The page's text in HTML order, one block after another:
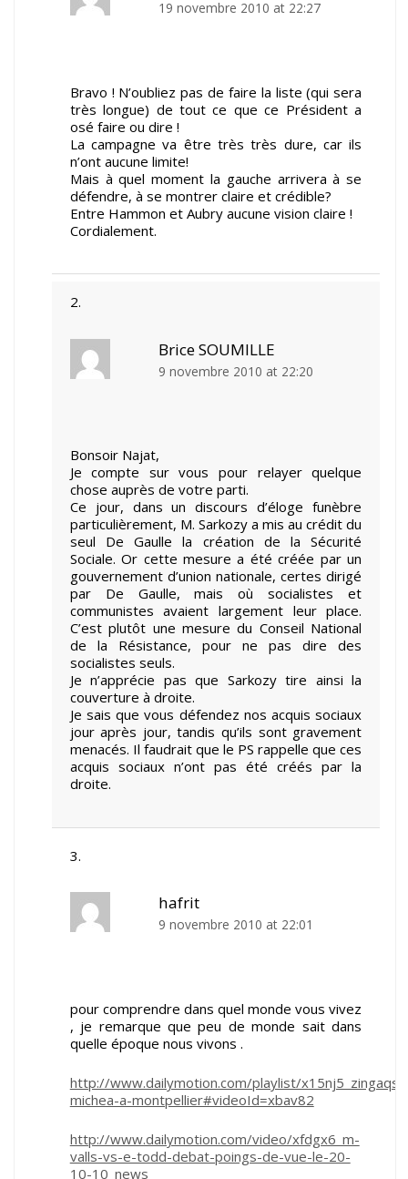
19 novembre 2010 at 22:27
Bravo ! N’oubliez pas de faire la liste (qui sera
très longue) de tout ce que ce Président a
osé faire ou dire !
La campagne va être très très dure, car ils
n’ont aucune limite!
Mais à quel moment la gauche arrivera à se
défendre, à se montrer claire et crédible?
Entre Hammon et Aubry aucune vision claire !
Cordialement.
Brice SOUMILLE
9 novembre 2010 at 22:20
Bonsoir Najat,
Je compte sur vous pour relayer quelque
chose auprès de votre parti.
Ce jour, dans un discours d’éloge funèbre
particulièrement, M. Sarkozy a mis au crédit du
seul De Gaulle la création de la Sécurité
Sociale. Or cette mesure a été créée par un
gouvernement d’union nationale, certes dirigé
par De Gaulle, mais où socialistes et
communistes avaient largement leur place.
C’est plutôt une mesure du Conseil National
de la Résistance, pour ne pas dire des
socialistes seuls.
Je n’apprécie pas que Sarkozy tire ainsi la
couverture à droite.
Je sais que vous défendez nos acquis sociaux
jour après jour, tandis qu’ils sont gravement
menacés. Il faudrait que le PS rappelle que ces
acquis sociaux n’ont pas été créés par la
droite.
hafrit
9 novembre 2010 at 22:01
pour comprendre dans quel monde vous vivez
, je remarque que peu de monde sait dans
quelle époque nous vivons .
http://www.dailymotion.com/playlist/
michea-a-montpellier#videoId=xbav82
http://www.dailymotion.com/video/xfdgx6_m-
valls-vs-e-todd-debat-poings-de-vue-le-20-
10-10_news